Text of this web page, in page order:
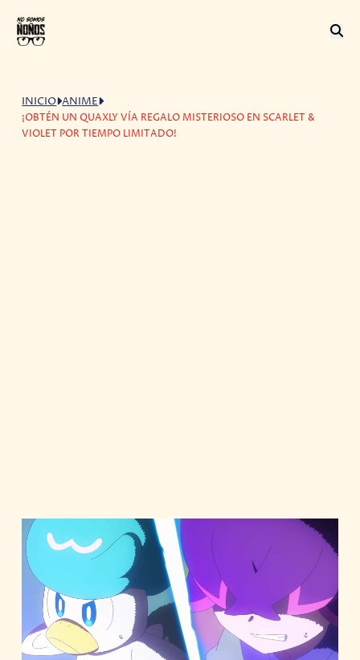
INICIO ANIME
¡OBTÉN UN QUAXLY VÍA REGALO MISTERIOSO EN SCARLET &
VIOLET POR TIEMPO LIMITADO!